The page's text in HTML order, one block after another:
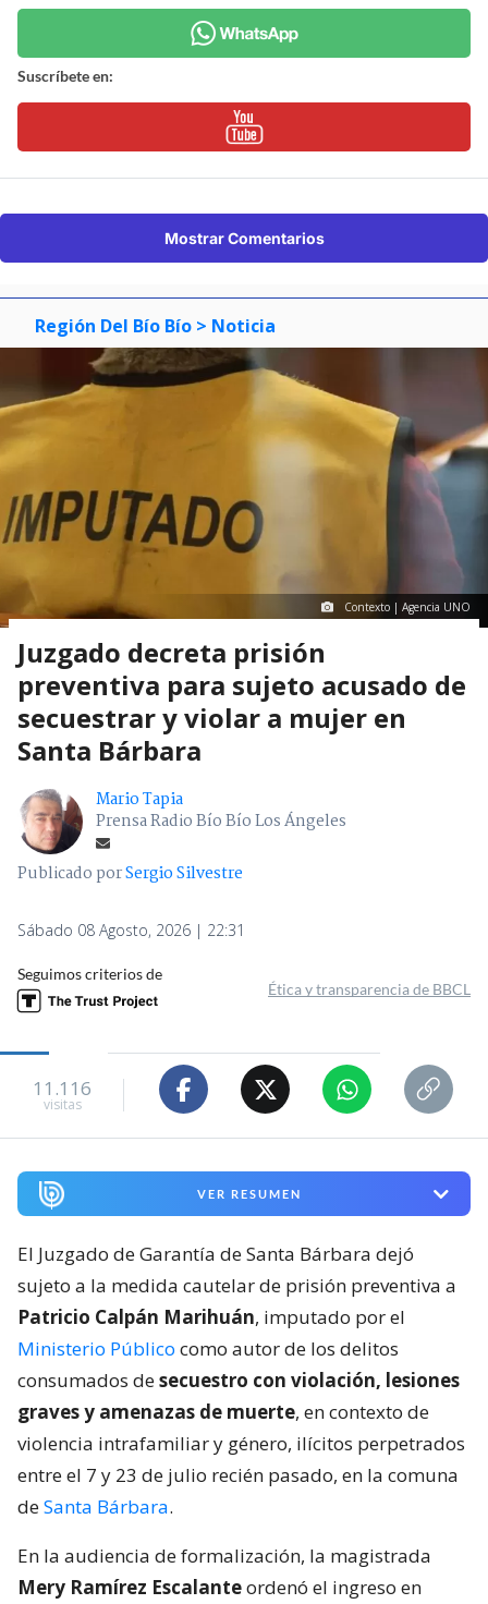
Suscríbete en:
Mostrar Comentarios
Región Del Bío Bío > Noticia
Contexto | Agencia UNO
Juzgado decreta prisión
preventiva para sujeto acusado de
secuestrar y violar a mujer en
Santa Bárbara
Mario Tapia
Prensa Radio Bío Bío Los Ángeles
Publicado porSergio Silvestre
Sábado 08 Agosto, 2026 | 22:31
Seguimos criterios de
Ética y transparencia de BBCL
11.116
visitas
VER RESUMEN
El Juzgado de Garantía de Santa Bárbara dejó
sujeto a la medida cautelar de prisión preventiva a
Patricio Calpán Marihuán, imputado por el
Ministerio Público como autor de los delitos
consumados desecuestro con violación, lesiones
graves y amenazas de muerte, en contexto de
violencia intrafamiliar y género, ilícitos perpetrados
entre el 7 y 23 de julio recién pasado, en la comuna
deSanta Bárbara.
En la audiencia de formalización, la magistrada
Mery Ramírez Escalanteordenó el ingreso en